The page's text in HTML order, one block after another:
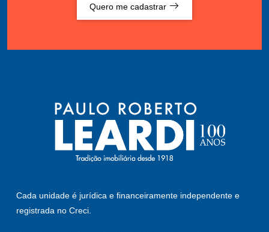
Quero me cadastrar
Cada unidade é jurídica e financeiramente independente e
registrada no Creci.